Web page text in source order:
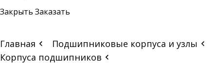
Закрыть Заказать
Главная
Подшипниковые корпуса и узлы
Корпуса подшипников